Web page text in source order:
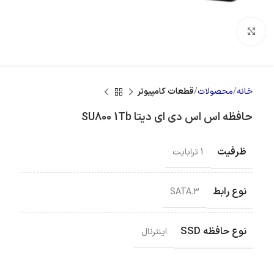
خانه محصولات قطعات کامپیوتر
حافظه اس اس دی ای دیتا SU800 1Tb
ظرفیت 1 ترابایت
نوع رابط SATA.3
نوع حافظه SSD اینترنال